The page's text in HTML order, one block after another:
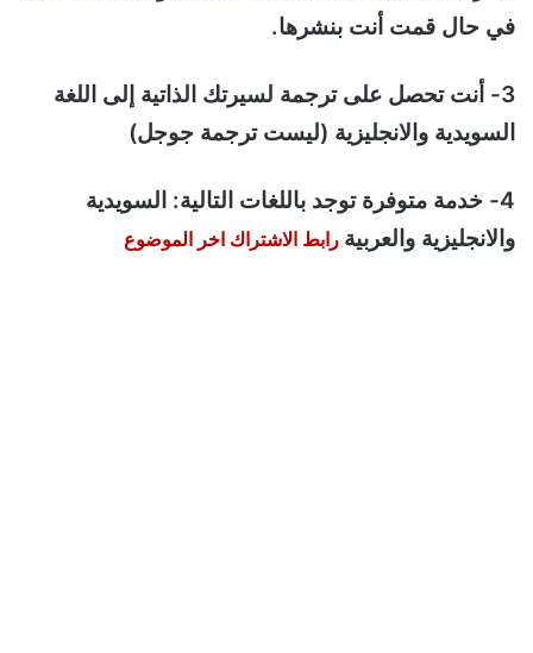
في حال قمت أنت بنشرها.
3- أنت تحصل على ترجمة لسيرتك الذاتية إلى اللغة
السويدية والانجليزية (ليست ترجمة جوجل)
4- خدمة متوفرة توجد باللغات التالية: السويدية
والانجليزية والعربية رابط الاشتراك اخر الموضوع